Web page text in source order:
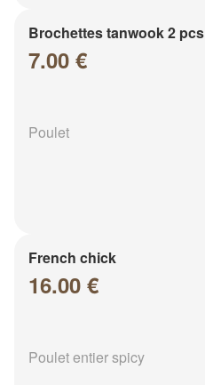
Brochettes tanwook 2 pcs
7.00 €
Poulet
French chick
16.00 €
Poulet entier spicy